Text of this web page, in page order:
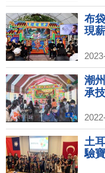
布
現
潮
承
土
驗